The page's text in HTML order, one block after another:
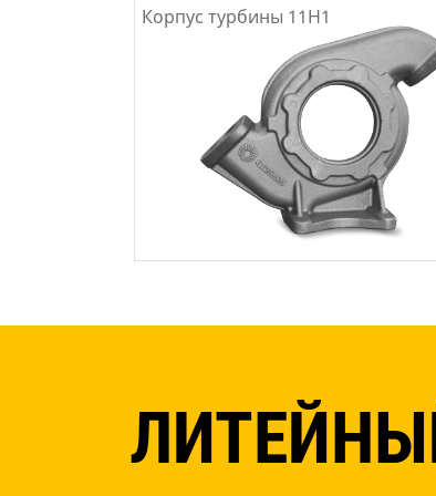
Корпус турбины 11Н1